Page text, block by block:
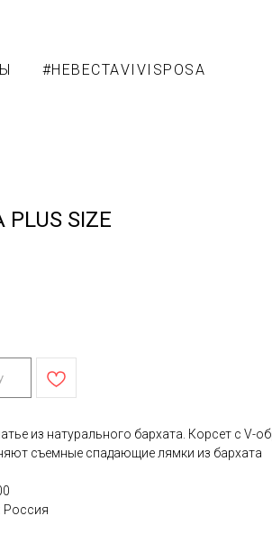
#НЕВЕСТАVIVISPOSA
SIZE
из натурального бархата. Корсет с V-
съемные спадающие лямки из бархата
Россия